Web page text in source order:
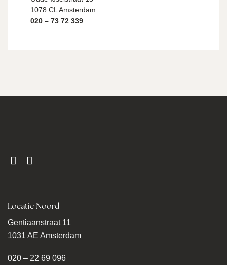
1078 CL Amsterdam
020 – 73 72 339
Locatie Noord
Gentiaanstraat 11
1031 AE Amsterdam
020 – 22 69 096